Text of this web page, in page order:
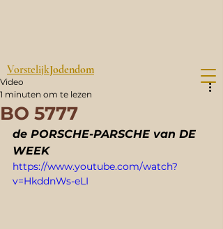
VorstelijkJodendom
BO 5777
Video
1 minuten om te lezen
de PORSCHE-PARSCHE van DE
WEEK
https://www.youtube.com/watch?
v=HkddnWs-eLI